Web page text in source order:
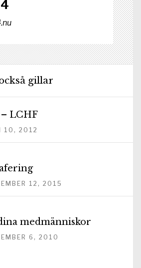
gillar
LCHF
10, 2012
12, 2015
medmänniskor
6, 2010